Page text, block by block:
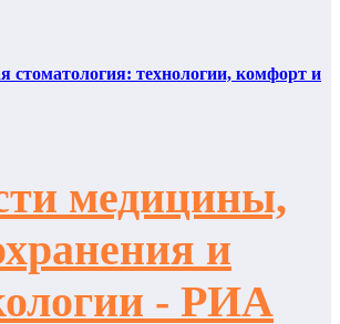
стоматология: технологии, комфорт и
медицины,
и
- РИА